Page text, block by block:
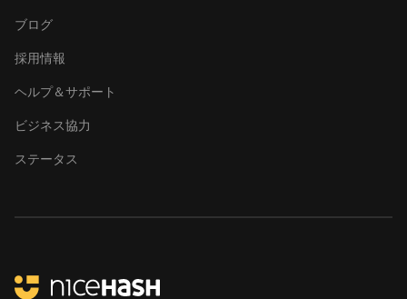
ブログ
採用情報
ヘルプ＆サポート
ビジネス協力
ステータス